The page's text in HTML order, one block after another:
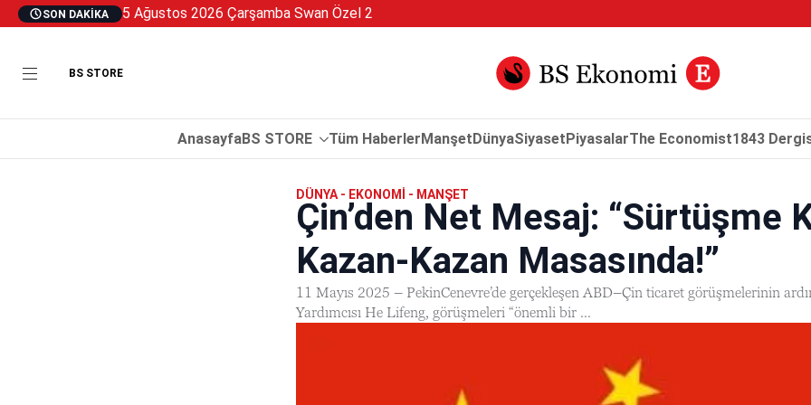
SON DAKIKA 5 Ağustos 2026 Çarşamba Swan Özel 2
BS STORE
AnasayfaBS STORE Tüm HaberlerManşetDünyaSiyasetPiyasalarThe Economist1843
DÜNYA - EKONOMI - MANŞET
Çin’den Net Mesaj: “Sürtüşme
Kazan-Kazan Masasında!”
11 Mayıs 2025 – PekinCenevre’de gerçekleşen ABD–Çin ticaret görüşmelerinin
Yardımcısı He Lifeng, görüşmeleri “önemli bir ...